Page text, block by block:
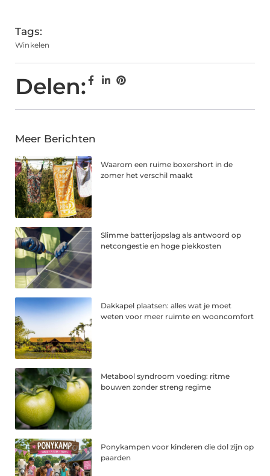
Tags:
Winkelen
Delen:
Meer Berichten
Waarom een ruime boxershort in de
zomer het verschil maakt
Slimme batterijopslag als antwoord op
netcongestie en hoge piekkosten
Dakkapel plaatsen: alles wat je moet
weten voor meer ruimte en wooncomfort
Metabool syndroom voeding: ritme
bouwen zonder streng regime
Ponykampen voor kinderen die dol zijn op
paarden